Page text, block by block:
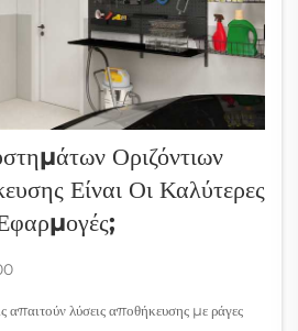
Οριζόντιων
Είναι Οι Καλύτερες
απαιτούν λύσεις αποθήκευσης με ράγες